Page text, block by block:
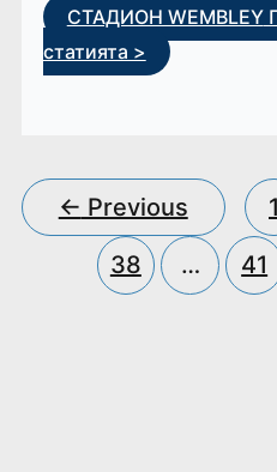
СТАДИОН WEMBLEY
статията >
← Previous 1
38 … 41